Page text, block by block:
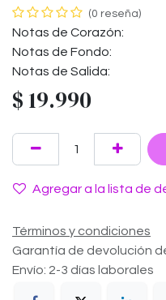
(0 reseña)
Notas de Corazón:
Notas de Fondo:
Notas de Salida:
$ 19.990
Agregar a la lista de
Términos y condiciones
Garantía de devolución
Envío: 2-3 días laborales